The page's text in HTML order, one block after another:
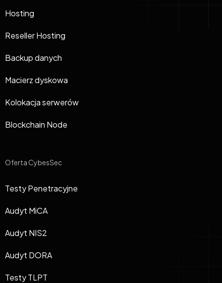
Hosting
Reseller Hosting
Backup danych
Macierz dyskowa
Kolokacja serwerów
Blockchain Node
Oferta CybesSec
Testy Penetracyjne
Audyt MiCA
Audyt NIS2
Audyt DORA
Testy TLPT